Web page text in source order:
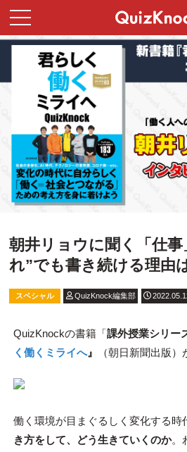
朝井リョウに聞く「仕事
れ”でも書き続ける理由
スペシャル QuizKnock編集部
QuizKnockの書籍「課外授業シリー
く働くミライへ』 （朝日新聞出版）
働く環境が目まぐるしく変化する時
き方をして、どう生きていくのか。